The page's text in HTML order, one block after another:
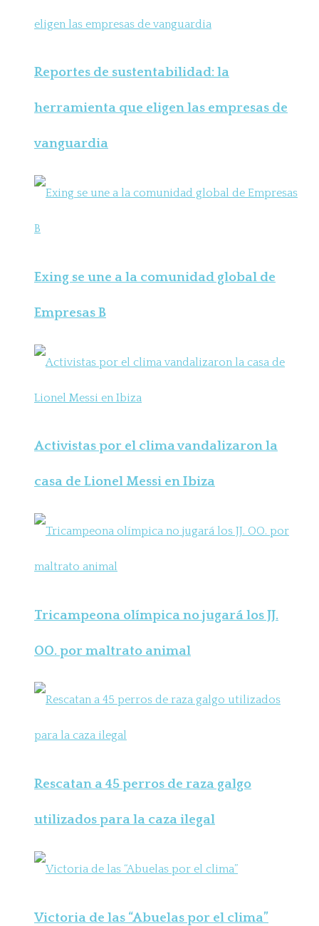
Reportes de sustentabilidad: la
herramienta que eligen las empresas de
vanguardia
Exing se une a la comunidad global de
Empresas B
Activistas por el clima vandalizaron la
casa de Lionel Messi en Ibiza
Tricampeona olímpica no jugará los JJ.
OO. por maltrato animal
Rescatan a 45 perros de raza galgo
utilizados para la caza ilegal
Victoria de las “Abuelas por el clima”